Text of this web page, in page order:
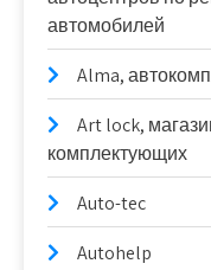
автомобилей
Alma,
Art lock,
комплектующих
Auto-tec
Autohelp